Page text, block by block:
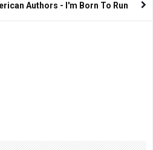
Authors - I'm Born To Run